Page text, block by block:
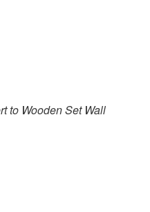
to Wooden Set Wall